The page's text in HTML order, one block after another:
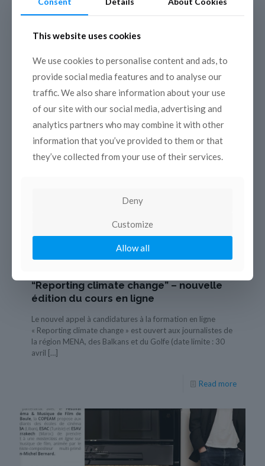
Les deux premières sessions de la formation participative
Conseil de l’Europe au travers[…]
“Reporting climate change” – nouvelle
édition du cours en ligne
Le nouvel appel à candidatures à la formation en ligne
« Reporting climate change » est ouvert aux journalistes de
la région MENA, des Balkans et du Golfe (date limite : 30
avril […]
Read more
This website uses cookies
We use cookies to personalise content and ads, to
provide social media features and to analyse our
traffic. We also share information about your use
of our site with our social media, advertising and
analytics partners who may combine it with other
information that you’ve provided to them or that
they’ve collected from your use of their services.
Deny
Customize
Allow all